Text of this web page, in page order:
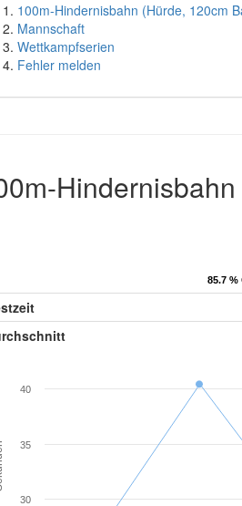
100m-Hindernisbahn (Hürde, 120cm
Mannschaft
Wettkampfserien
Fehler melden
85.7
85.7
30
35
40